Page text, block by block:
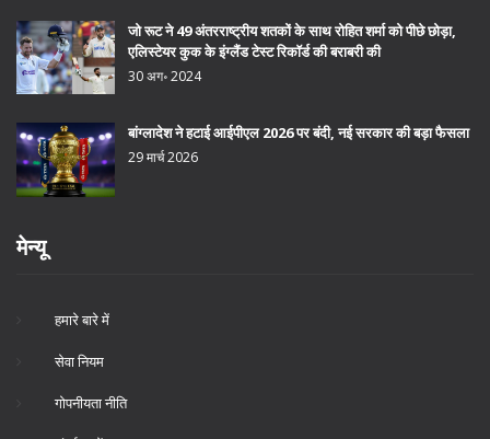
जो रूट ने 49 अंतरराष्ट्रीय शतकों के साथ रोहित शर्मा को पीछे छोड़ा,
एलिस्टेयर कुक के इंग्लैंड टेस्ट रिकॉर्ड की बराबरी की
30 अग॰ 2024
बांग्लादेश ने हटाई आईपीएल 2026 पर बंदी, नई सरकार की बड़ा फैसला
29 मार्च 2026
मेन्यू
हमारे बारे में
सेवा नियम
गोपनीयता नीति